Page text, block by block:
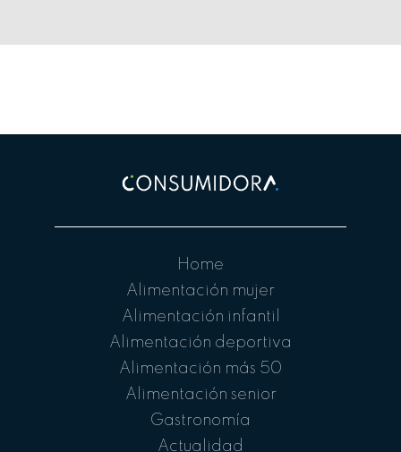
Home
Alimentación mujer
Alimentación infantil
Alimentación deportiva
Alimentación más 50
Alimentación senior
Gastronomía
Actualidad